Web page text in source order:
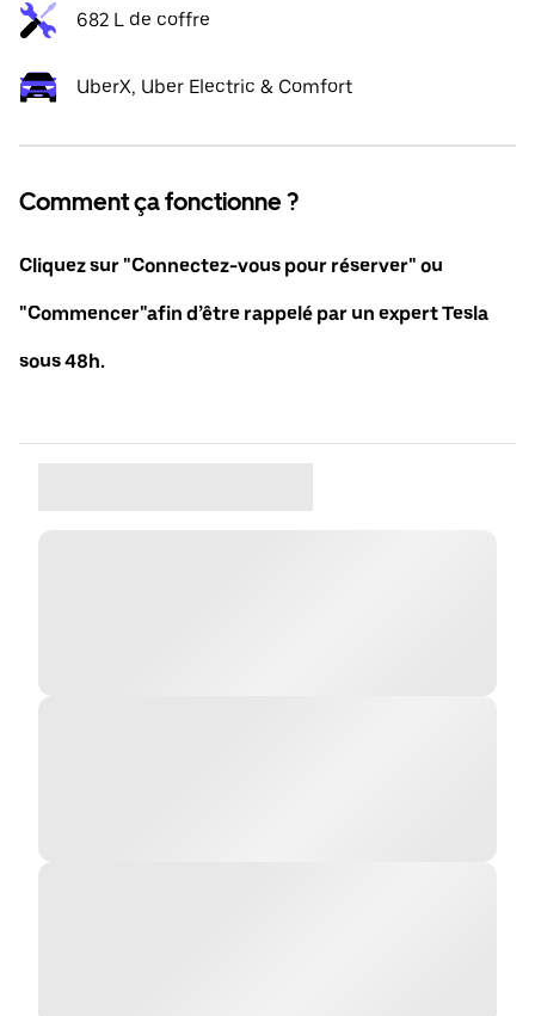
682 L de coffre
UberX, Uber Electric & Comfort
Comment ça fonctionne ?
Cliquez sur "Connectez-vous pour réserver" ou
"Commencer"afin d’être rappelé par un expert Tesla
sous 48h.